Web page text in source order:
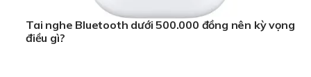
Tai nghe Bluetooth dưới 500.000 đồng nên kỳ vọng
điều gì?